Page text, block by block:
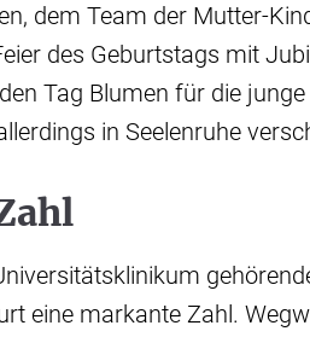
dem Team der Mutter-
des Geburtstags mit
Tag Blumen für die
in Seelenruhe
eine markante Zahl.